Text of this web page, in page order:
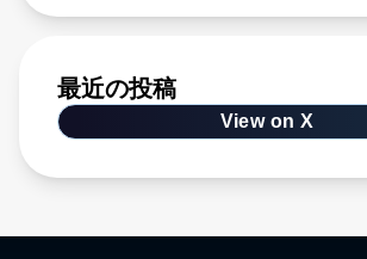
最近の投稿
View on X